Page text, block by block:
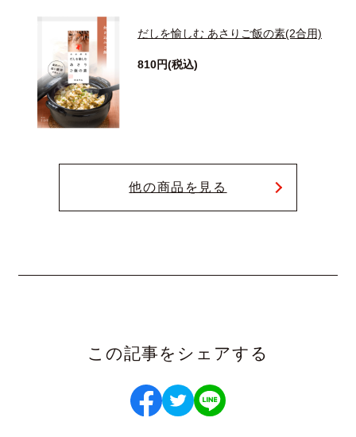
だしを愉しむ あさりご飯の素(2合用)
810円(税込)
他の商品を見る
この記事をシェアする